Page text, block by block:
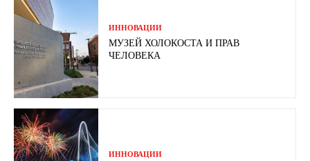
ИННОВАЦИИ
МУЗЕЙ ХОЛОКОСТА И ПРАВ
ЧЕЛОВЕКА
ИННОВАЦИИ